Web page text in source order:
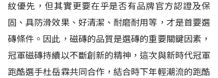
紋優先，但其實更要在乎是否有品牌官方認證及保
固、具防滑效果、好清潔、耐磨耐用等，才是首要選
磚條件。因此，磁磚的品質是選磚的重要關鍵因素，
冠軍磁磚持續以不斷創新的精神，這次與新時代冠軍
跑酷選手杜岳霖共同合作，結合時下年輕潮流的跑酷